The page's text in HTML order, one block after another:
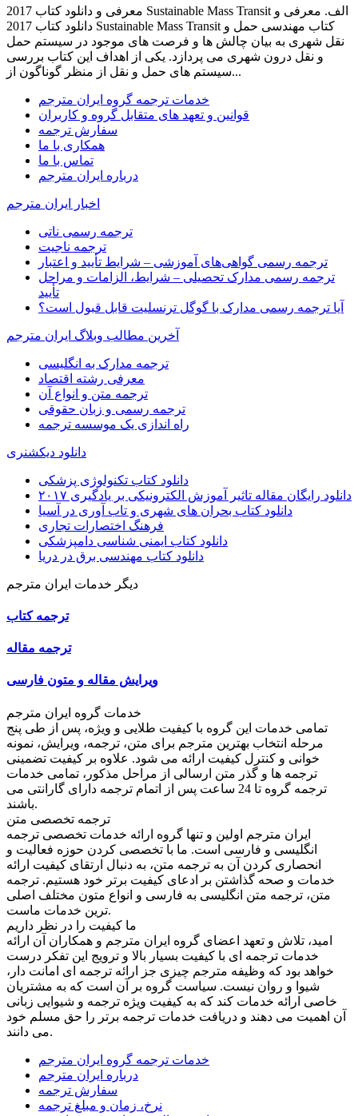
معرفی و دانلود کتاب 2017 Sustainable Mass Transit الف. معرفی و
دانلود کتاب 2017 Sustainable Mass Transit کتاب مهندسی حمل و
نقل شهری به بیان چالش ها و فرصت های موجود در سیستم حمل
و نقل درون شهری می پردازد. یکی از اهداف این کتاب بررسی
سیستم های حمل و نقل از منظر گوناگون از...
خدمات ترجمه گروه ایران مترجم
قوانین و تعهد های متقابل گروه و کاربران
سفارش ترجمه
همکاری با ما
تماس با ما
درباره ایران مترجم
اخبار ایران مترجم
ترجمه رسمی ناتی
ترجمه ناجیت
ترجمه رسمی گواهی‌های آموزشی – شرایط تأیید و اعتبار
ترجمه رسمی مدارک تحصیلی – شرایط، الزامات و مراحل
تأیید
آیا ترجمه رسمی مدارک با گوگل ترنسلیت قابل قبول است؟
آخرین مطالب وبلاگ ایران مترجم
ترجمه مدارک به انگلیسی
معرفی رشته اقتصاد
ترجمه متن و انواع آن
ترجمه رسمی و زبان حقوقی
راه اندازی یک موسسه ترجمه
دانلود دیکشنری
دانلود کتاب تکنولوژی پزشکی
دانلود رایگان مقاله تاثیر آموزش الکترونیکی بر یادگیری ۲۰۱۷
دانلود کتاب بحران های شهری و تاب آوری در آسیا
فرهنگ اختصارات تجاری
دانلود کتاب ایمنی شناسی دامپزشکی
دانلود کتاب مهندسی برق در دریا
دیگر خدمات ایران مترجم
ترجمه کتاب
ترجمه مقاله
ویرایش مقاله و متون فارسی
خدمات گروه ایران مترجم
تمامی خدمات این گروه با کیفیت طلایی و ویژه، پس از طی پنج
مرحله انتخاب بهترین مترجم برای متن، ترجمه، ویرایش، نمونه
خوانی و کنترل کیفیت ارائه می شود. علاوه بر کیفیت تضمینی
ترجمه ها و گذر متن ارسالی از مراحل مذکور، تمامی خدمات
ترجمه گروه تا 24 ساعت پس از اتمام ترجمه دارای گارانتی می
باشند.
ترجمه تخصصی متن
ایران مترجم اولین و تنها گروه ارائه خدمات تخصصی ترجمه
انگلیسی و فارسی است. ما با تخصصی کردن حوزه فعالیت و
انحصاری کردن آن به ترجمه متن، به دنبال ارتقای کیفیت ارائه
خدمات و صحه گذاشتن بر ادعای کیفیت برتر خود هستیم. ترجمه
متن، ترجمه متن انگلیسی به فارسی و انواع متون مختلف اصلی
ترین خدمات ماست.
ما کیفیت را در نظر داریم
امید، تلاش و تعهد اعضای گروه ایران مترجم و همکاران آن ارائه
خدمات ترجمه ای با کیفیت بسیار بالا و ترویج این تفکر درست
خواهد بود که وظیفه مترجم چیزی جز ارائه ترجمه ای امانت دار،
شیوا و روان نیست. سیاست گروه بر آن است که به مشتریان
خاصی ارائه خدمات کند که به کیفیت ویژه ترجمه و شیوایی زبانی
آن اهمیت می دهند و دریافت خدمات ترجمه برتر را حق مسلم خود
می دانند.
خدمات ترجمه گروه ایران مترجم
درباره ایران مترجم
سفارش ترجمه
نرخ، زمان و مبلغ ترجمه